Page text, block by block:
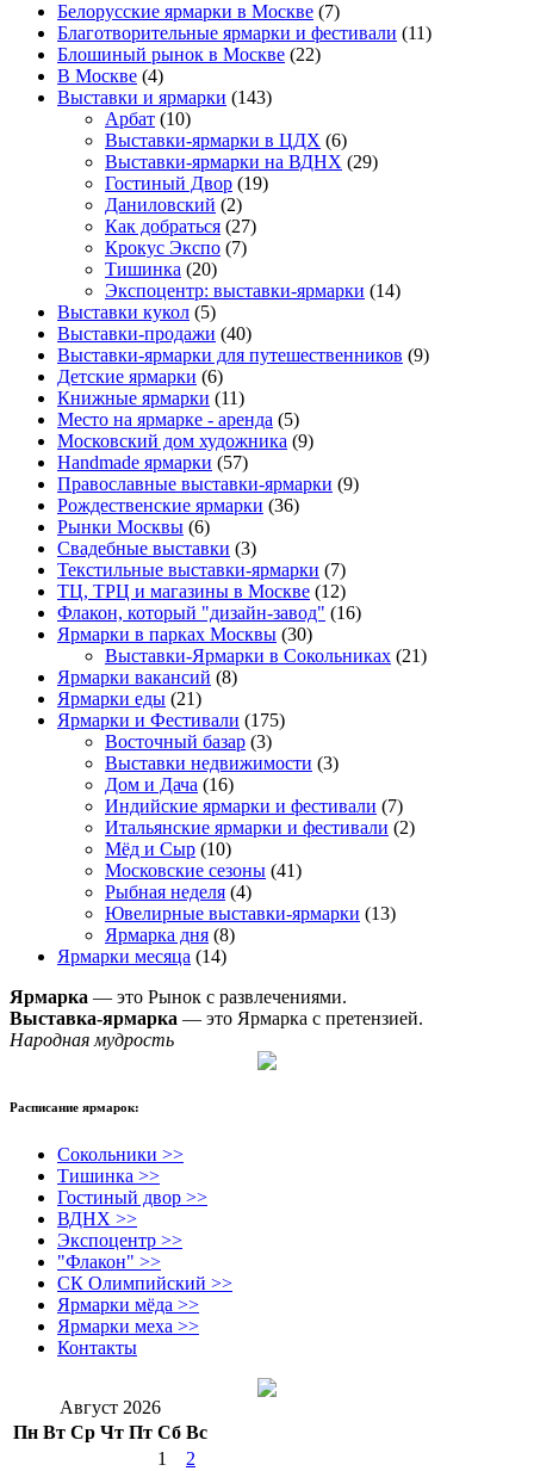
Белорусские ярмарки в Москве (7)
Благотворительные ярмарки и фестивали (11)
Блошиный рынок в Москве (22)
В Москве (4)
Выставки и ярмарки (143)
Арбат (10)
Выставки-ярмарки в ЦДХ (6)
Выставки-ярмарки на ВДНХ (29)
Гостиный Двор (19)
Даниловский (2)
Как добраться (27)
Крокус Экспо (7)
Тишинка (20)
Экспоцентр: выставки-ярмарки (14)
Выставки кукол (5)
Выставки-продажи (40)
Выставки-ярмарки для путешественников (9)
Детские ярмарки (6)
Книжные ярмарки (11)
Место на ярмарке - аренда (5)
Московский дом художника (9)
Нandmade ярмарки (57)
Православные выставки-ярмарки (9)
Рождественские ярмарки (36)
Рынки Москвы (6)
Свадебные выставки (3)
Текстильные выставки-ярмарки (7)
ТЦ, ТРЦ и магазины в Москве (12)
Флакон, который "дизайн-завод" (16)
Ярмарки в парках Москвы (30)
Выставки-Ярмарки в Сокольниках (21)
Ярмарки вакансий (8)
Ярмарки еды (21)
Ярмарки и Фестивали (175)
Восточный базар (3)
Выставки недвижимости (3)
Дом и Дача (16)
Индийские ярмарки и фестивали (7)
Итальянские ярмарки и фестивали (2)
Мёд и Сыр (10)
Московские сезоны (41)
Рыбная неделя (4)
Ювелирные выставки-ярмарки (13)
Ярмарка дня (8)
Ярмарки месяца (14)
Ярмарка — это Рынок с развлечениями.
Выставка-ярмарка — это Ярмарка с претензией.
Народная мудрость
Расписание ярмарок:
Сокольники >>
Тишинка >>
Гостиный двор >>
ВДНХ >>
Экспоцентр >>
"Флакон" >>
СК Олимпийский >>
Ярмарки мёда >>
Ярмарки меха >>
Контакты
Август 2026
Пн Вт Ср Чт Пт Сб Вс
1
2